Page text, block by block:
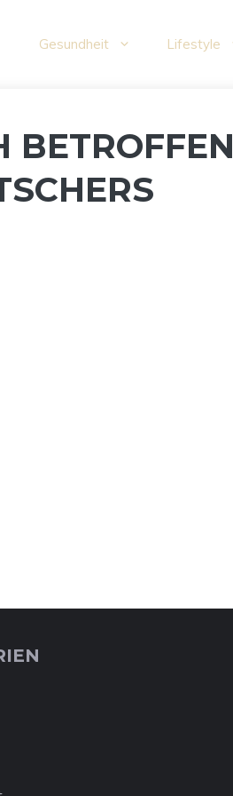
Gesundheit Lifestyle
BETROFFEN